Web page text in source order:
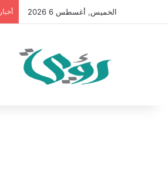
الخميس, أغسطس 6 2026